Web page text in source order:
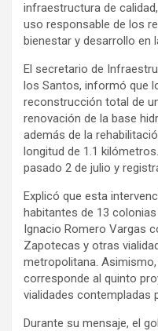
infraestructura de
uso responsable de los
bienestar y desarrollo en
El secretario de
los Santos, informó que
reconstrucción total de
renovación de la base
además de la
longitud de 1.1
pasado 2 de julio y
Explicó que esta
habitantes de 13
Ignacio Romero Vargas
Zapotecas y otras
metropolitana.
corresponde al quinto
vialidades contempladas
Durante su mensaje, el